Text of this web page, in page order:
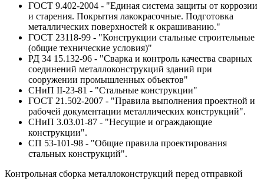
ГОСТ 9.402-2004 - "Единая система защиты от коррозии
и старения. Покрытия лакокрасочные. Подготовка
металлических поверхностей к окрашиванию."
ГОСТ 23118-99 - "Конструкции стальные строительные
(общие технические условия)"
РД 34 15.132-96 - "Сварка и контроль качества сварных
соединений металлоконструкций зданий при
сооружении промышленных объектов"
СНиП II-23-81 - "Стальные конструкции"
ГОСТ 21.502-2007 - "Правила выполнения проектной и
рабочей документации металлических конструкций".
СНиП 3.03.01-87 - "Несущие и ограждающие
конструкции".
СП 53-101-98 - "Общие правила проектирования
стальных конструкций".
Контрольная сборка металлоконструкций перед отправкой